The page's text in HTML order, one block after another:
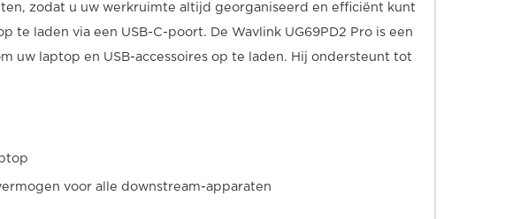
zodat u uw werkruimte altijd georganiseerd en efficiënt kunt
laden via een USB-C-poort. De Wavlink UG69PD2 Pro is een
uw laptop en USB-accessoires op te laden. Hij ondersteunt tot
voor alle downstream-apparaten